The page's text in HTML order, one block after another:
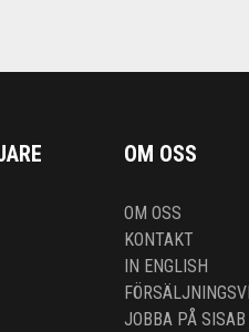
OM OSS
OM OSS
KONTAKT
IN ENGLISH
JOBBA PÅ SISAB